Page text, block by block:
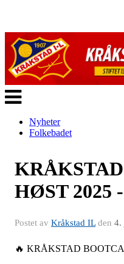
Veksle
navigasjon
Nyheter
Folkebadet
HØST 2025
Postet av Kråkstad ILden 4.
🔥 KRÅKSTAD